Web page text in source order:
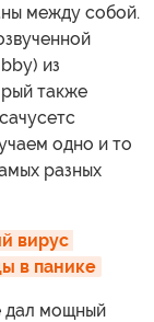
между собой.
из
также
одно и то
разных
вирус
в панике
дал мощный